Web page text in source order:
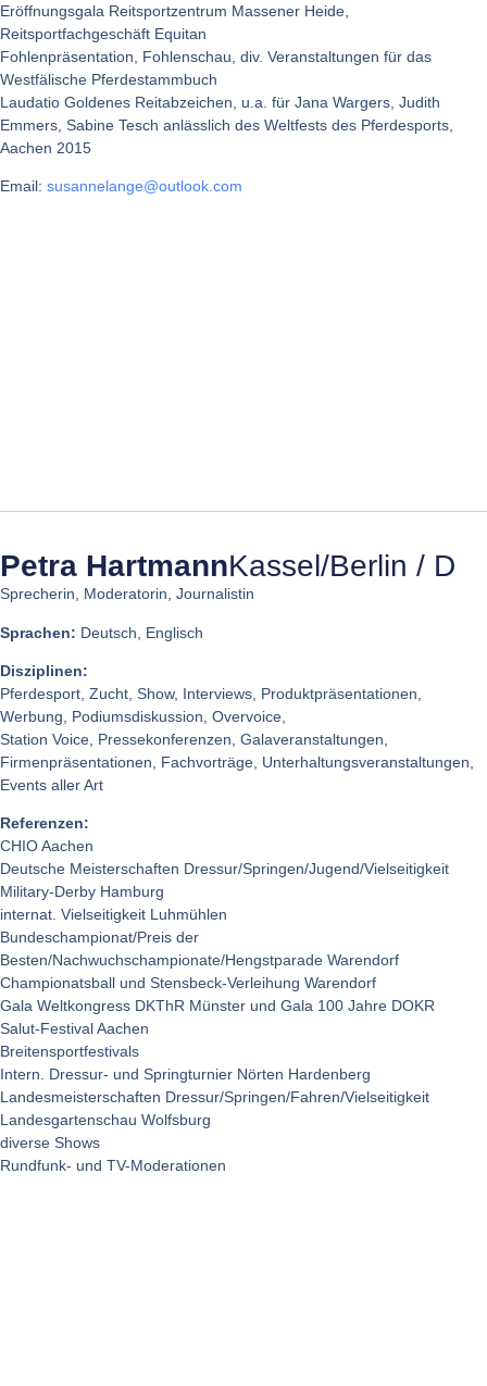
Eröffnungsgala Reitsportzentrum Massener Heide,
Reitsportfachgeschäft Equitan
Fohlenpräsentation, Fohlenschau, div. Veranstaltungen für das
Westfälische Pferdestammbuch
Laudatio Goldenes Reitabzeichen, u.a. für Jana Wargers, Judith
Emmers, Sabine Tesch anlässlich des Weltfests des Pferdesports,
Aachen 2015
Email: susannelange@outlook.com
Petra HartmannKassel/Berlin / D
Sprecherin, Moderatorin, Journalistin
Sprachen: Deutsch, Englisch
Disziplinen:
Pferdesport, Zucht, Show, Interviews, Produktpräsentationen,
Werbung, Podiumsdiskussion, Overvoice,
Station Voice, Pressekonferenzen, Galaveranstaltungen,
Firmenpräsentationen, Fachvorträge, Unterhaltungsveranstaltungen,
Events aller Art
Referenzen:
CHIO Aachen
Deutsche Meisterschaften Dressur/Springen/Jugend/Vielseitigkeit
Military-Derby Hamburg
internat. Vielseitigkeit Luhmühlen
Bundeschampionat/Preis der
Besten/Nachwuchschampionate/Hengstparade Warendorf
Championatsball und Stensbeck-Verleihung Warendorf
Gala Weltkongress DKThR Münster und Gala 100 Jahre DOKR
Salut-Festival Aachen
Breitensportfestivals
Intern. Dressur- und Springturnier Nörten Hardenberg
Landesmeisterschaften Dressur/Springen/Fahren/Vielseitigkeit
Landesgartenschau Wolfsburg
diverse Shows
Rundfunk- und TV-Moderationen